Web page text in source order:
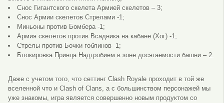
Снос Гигантского скелета Армией скелетов – 3;
Снос Армии скелетов Стрелами -1;
Миньоны против Бомбера -1;
Армия скелетов против Всадника на кабане (Хог) -1;
Стрелы против Бочки гоблинов -1;
Блокировка Принца Надгробием в зоне досягаемости башни – 2.
Даже с учетом того, что сеттинг Clash Royale проходит в той же
вселенной что и Clash of Clans, а с большинством персонажей мы
уже знакомы, игра является совершенно новым продуктом со